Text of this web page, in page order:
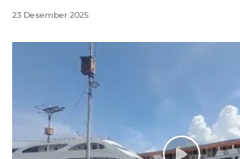
23 Desember 2025